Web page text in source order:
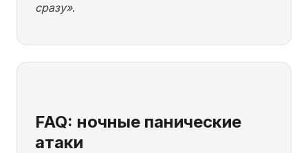
сразу».
FAQ: ночные панические
атаки